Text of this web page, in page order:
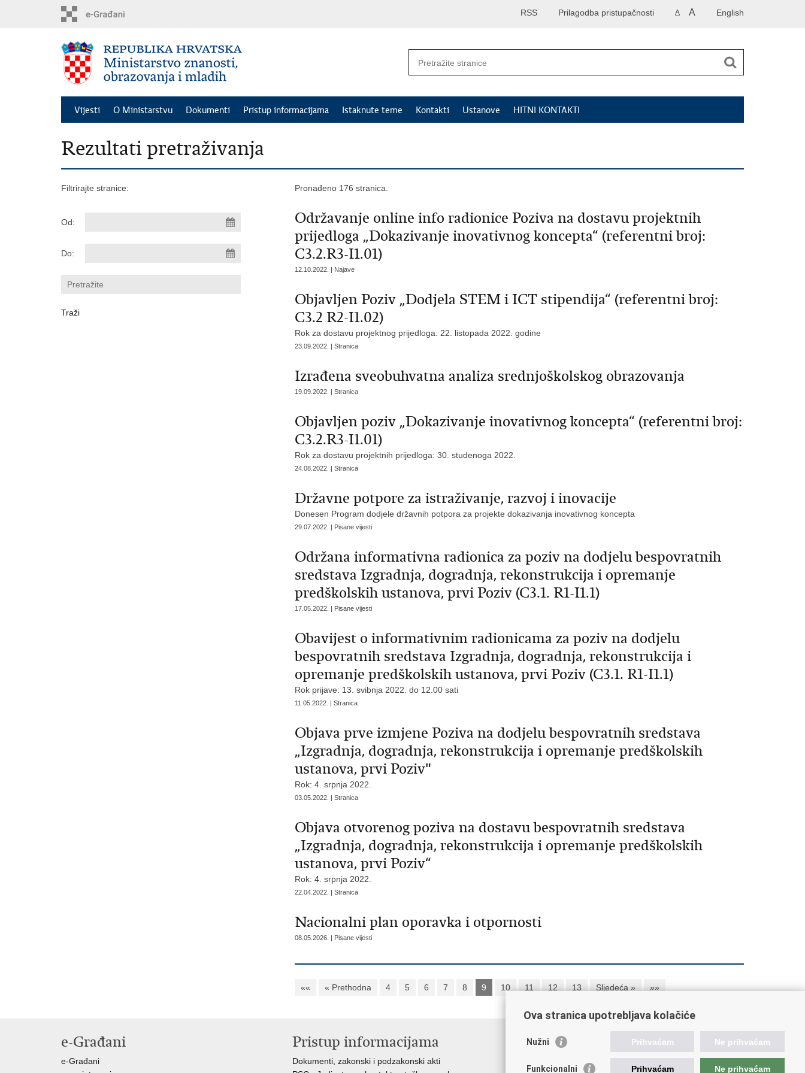
English
A A
Prilagodba pristupačnosti
RSS
Vijesti O Ministarstvu Dokumenti Pristup informacijama Istaknute teme Kontakti Ustanove HITNI KONTAKTI
Rezultati pretraživanja
Filtrirajte stranice:
Od:
Do:
Pronađeno 176 stranica.
Održavanje online info radionice Poziva na dostavu projektnih
prijedloga „Dokazivanje inovativnog koncepta“ (referentni broj:
C3.2.R3-I1.01)
12.10.2022. | Najave
Objavljen Poziv „Dodjela STEM i ICT stipendija“ (referentni broj:
C3.2 R2-I1.02)
Rok za dostavu projektnog prijedloga: 22. listopada 2022. godine
23.09.2022. | Stranica
Izrađena sveobuhvatna analiza srednjoškolskog obrazovanja
19.09.2022. | Stranica
Objavljen poziv „Dokazivanje inovativnog koncepta“ (referentni broj:
C3.2.R3-I1.01)
Rok za dostavu projektnih prijedloga: 30. studenoga 2022.
24.08.2022. | Stranica
Državne potpore za istraživanje, razvoj i inovacije
Donesen Program dodjele državnih potpora za projekte dokazivanja inovativnog koncepta
29.07.2022. | Pisane vijesti
Održana informativna radionica za poziv na dodjelu bespovratnih
sredstava Izgradnja, dogradnja, rekonstrukcija i opremanje
predškolskih ustanova, prvi Poziv (C3.1. R1-I1.1)
17.05.2022. | Pisane vijesti
Obavijest o informativnim radionicama za poziv na dodjelu
bespovratnih sredstava Izgradnja, dogradnja, rekonstrukcija i
opremanje predškolskih ustanova, prvi Poziv (C3.1. R1-I1.1)
Rok prijave: 13. svibnja 2022. do 12.00 sati
11.05.2022. | Stranica
Objava prve izmjene Poziva na dodjelu bespovratnih sredstava
„Izgradnja, dogradnja, rekonstrukcija i opremanje predškolskih
ustanova, prvi Poziv"
Rok: 4. srpnja 2022.
03.05.2022. | Stranica
Objava otvorenog poziva na dostavu bespovratnih sredstava
„Izgradnja, dogradnja, rekonstrukcija i opremanje predškolskih
ustanova, prvi Poziv“
Rok: 4. srpnja 2022.
22.04.2022. | Stranica
Nacionalni plan oporavka i otpornosti
08.05.2026. | Pisane vijesti
«« « Prethodna 4 5 6 7 8 9 10 11 12 13 Sljedeća » »»
e-Građani
e-Građani
Pristup informacijama
Dokumenti, zakonski i podzakonski akti
Korisne poveznice
Ova stranica upotrebljava kolačiće
Nužni Prihvaćam Ne prihvaćam
Funkcionalni Prihvaćam Ne prihvaćam